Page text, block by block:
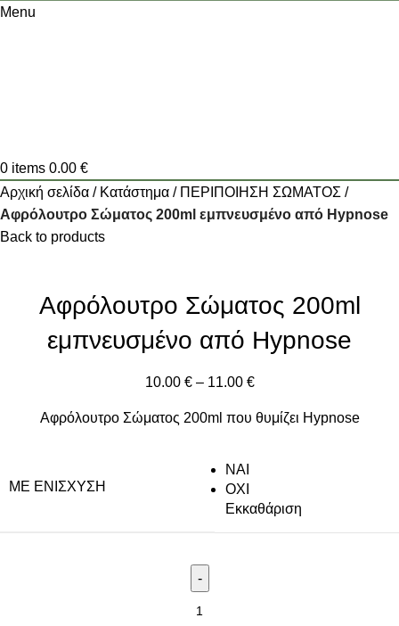
Menu
0 items 0.00 €
Αρχική σελίδα
Κατάστημα
ΠΕΡΙΠΟΙΗΣΗ ΣΩΜΑΤΟΣ
Αφρόλουτρο Σώματος 200ml εμπνευσμένο από Hypnose
Back to products
Αφρόλουτρο Σώματος 200ml
εμπνευσμένο από Hypnose
10.00 € – 11.00 €
Αφρόλουτρο Σώματος 200ml που θυμίζει Hypnose
ΜΕ ΕΝΊΣΧΥΣΗ
NAI
ΟΧΙ
Εκκαθάριση